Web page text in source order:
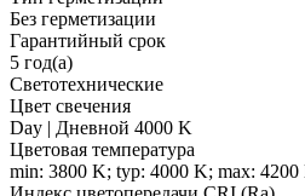
Без герметизации
Гарантийный срок
5 год(а)
Светотехнические
Цвет свечения
Day | Дневной 4000 K
Цветовая температура
min: 3800 K; typ: 4000 K; max: 4200